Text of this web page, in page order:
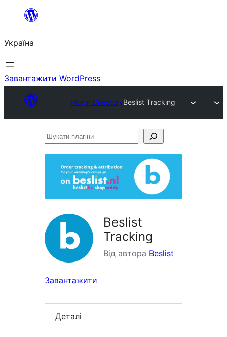
Перейти
вмісту
Україна
Завантажити WordPress
Plugin DirectoryBeslist Tracking
Шукати
Beslist
Tracking
Від автора Beslist
Завантажити
Деталі